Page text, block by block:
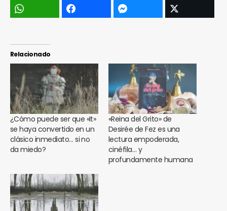
Relacionado
¿Cómo puede ser que «It»
se haya convertido en un
clásico inmediato… si no
da miedo?
«Reina del Grito» de
Desirée de Fez es una
lectura empoderada,
cinéfila… y
profundamente humana